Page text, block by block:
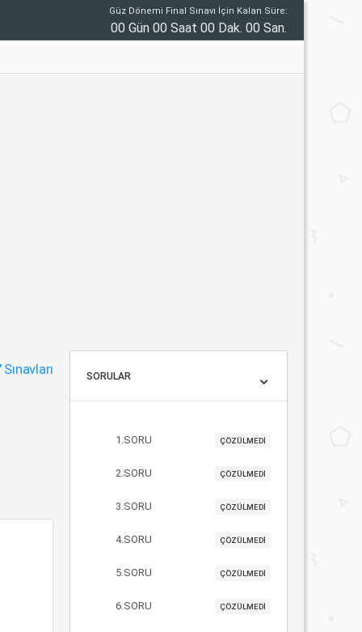
Güz Dönemi Final Sınavı İçin Kalan Süre:
00 Gün 00 Saat 00 Dak. 00 San.
Sınavları SORULAR
1.SORU ÇÖZÜLMEDİ
2.SORU ÇÖZÜLMEDİ
3.SORU ÇÖZÜLMEDİ
4.SORU ÇÖZÜLMEDİ
5.SORU ÇÖZÜLMEDİ
6.SORU ÇÖZÜLMEDİ